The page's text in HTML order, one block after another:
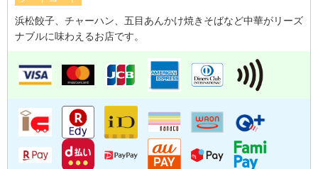
浜松餃子、チャーハン、五目あんかけ焼きそばなど中華がリーズ
ナブルに味わえるお店です。